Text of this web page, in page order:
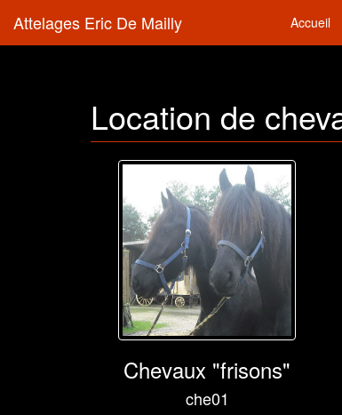
Attelages Eric De Mailly Accueil
Location de
Chevaux "frisons"
che01